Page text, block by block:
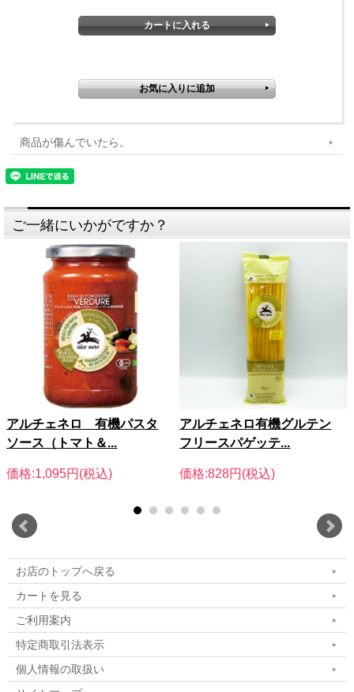
イタリアで有機栽培されたとうもろこしとお米の実が原材料で
商品が傷んでいたら。
ご一緒にいかがですか？
アルチェネロ 有機パスタ
ソース（トマト＆...
価格:1,095円(税込)
アルチェネロ有機グルテン
フリースパゲッテ...
価格:828円(税込)
お店のトップへ戻る
カートを見る
ご利用案内
特定商取引法表示
個人情報の取扱い